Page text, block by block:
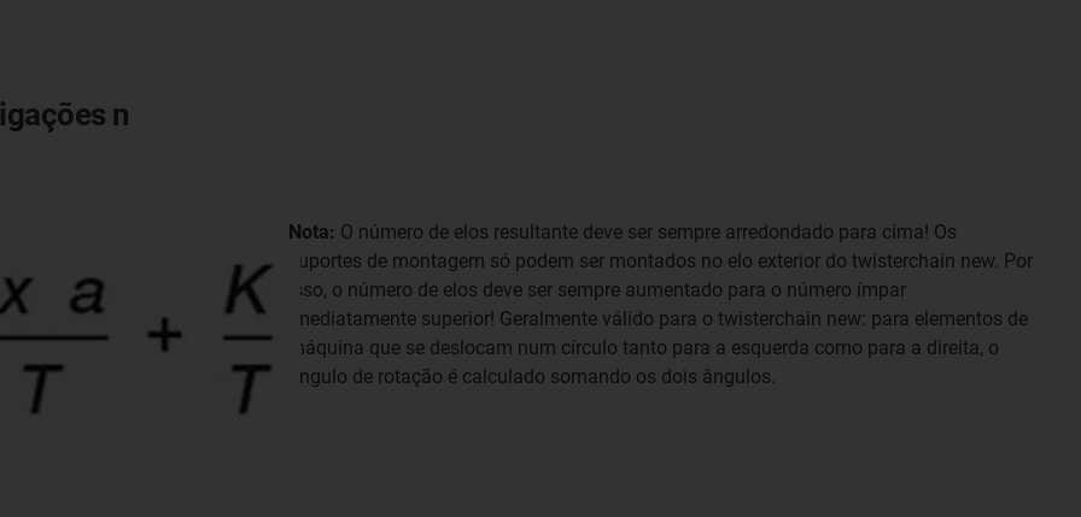
n
Nota: O número de elos resultante deve ser sempre arredondado para cima! Os
suportes de montagem só podem ser montados no elo exterior do twisterchain new. Por
isso, o número de elos deve ser sempre aumentado para o número ímpar
imediatamente superior! Geralmente válido para o twisterchain new: para elementos de
máquina que se deslocam num círculo tanto para a esquerda como para a direita, o
ângulo de rotação é calculado somando os dois ângulos.